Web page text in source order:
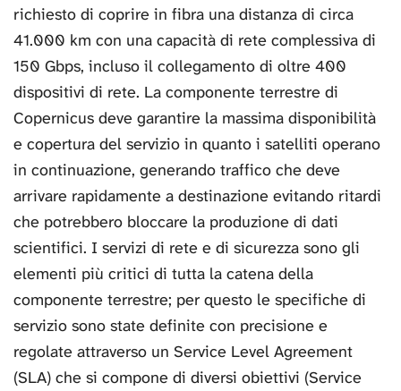
richiesto di coprire in fibra una distanza di circa
41.000 km con una capacità di rete complessiva di
150 Gbps, incluso il collegamento di oltre 400
dispositivi di rete. La componente terrestre di
Copernicus deve garantire la massima disponibilità
e copertura del servizio in quanto i satelliti operano
in continuazione, generando traffico che deve
arrivare rapidamente a destinazione evitando ritardi
che potrebbero bloccare la produzione di dati
scientifici. I servizi di rete e di sicurezza sono gli
elementi più critici di tutta la catena della
componente terrestre; per questo le specifiche di
servizio sono state definite con precisione e
regolate attraverso un Service Level Agreement
(SLA) che si compone di diversi obiettivi (Service